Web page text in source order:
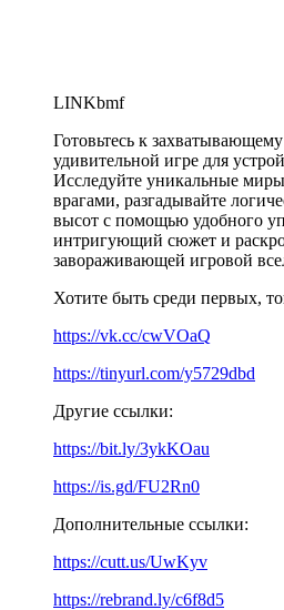
LINKbmf
Готовьтесь к
удивительной игре для
Исследуйте уникальные
врагами, разгадывайте
высот с помощью удобного
интригующий сюжет и
завораживающей игровой
Хотите быть среди первых,
https://vk.cc/cwVOaQ
https://tinyurl.com/y5729dbd
Другие ссылки:
https://bit.ly/3ykKOau
https://is.gd/FU2Rn0
Дополнительные ссылки:
https://cutt.us/UwKyv
https://rebrand.ly/c6f8d5